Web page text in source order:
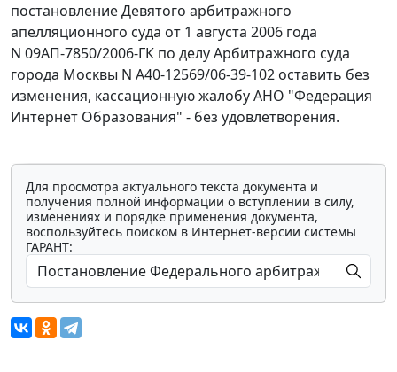
постановление Девятого арбитражного
апелляционного суда от 1 августа 2006 года
N 09АП-7850/2006-ГК по делу Арбитражного суда
города Москвы N А40-12569/06-39-102 оставить без
изменения, кассационную жалобу АНО "Федерация
Интернет Образования" - без удовлетворения.
Для просмотра актуального текста документа и
получения полной информации о вступлении в силу,
изменениях и порядке применения документа,
воспользуйтесь поиском в Интернет-версии системы
ГАРАНТ: